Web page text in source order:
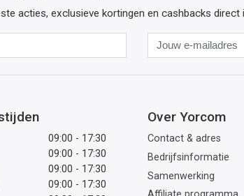
acties, exclusieve kortingen en cashbacks direct
Jouw
e-
mailadres
09:00 - 17:30
09:00 - 17:30
09:00 - 17:30
09:00 - 17:30
Over Yorcom
Contact & adres
Bedrijfsinformatie
Samenwerking